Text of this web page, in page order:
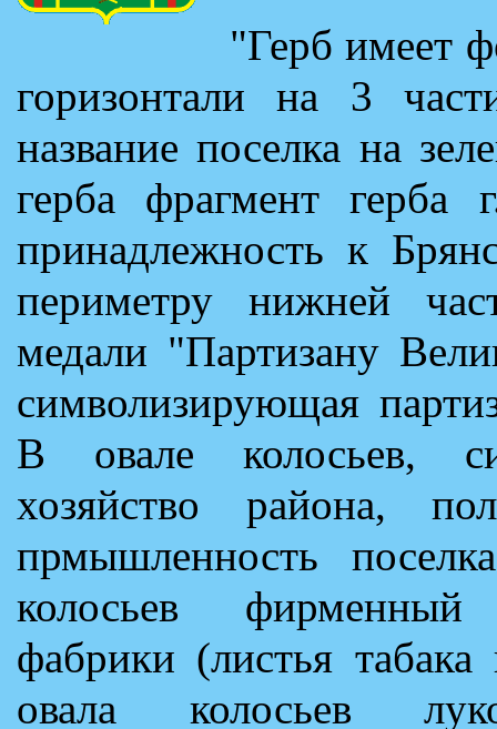
"Герб имеет
горизонтали на 3
название поселка на
герба фрагмент герба
принадлежность к
периметру нижней
медали "Партизану
символизирующая
В овале колосьев,
хозяйство района,
прмышленность
колосьев фирменный
фабрики (листья
овала колосьев